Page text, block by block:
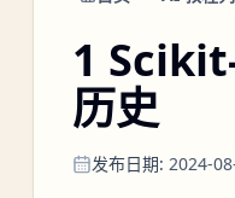
1
历史
发布日期: 2024-